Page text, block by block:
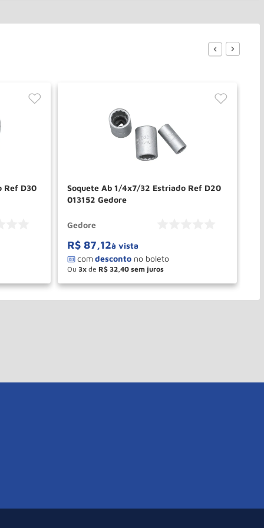
Ref D30
Soquete Ab 1/4x7/32 Estriado Ref D20
013152 Gedore
Gedore
R$ 87,12à vista
Ou 3 de R$ 32,40
＋
－ COMPRAR